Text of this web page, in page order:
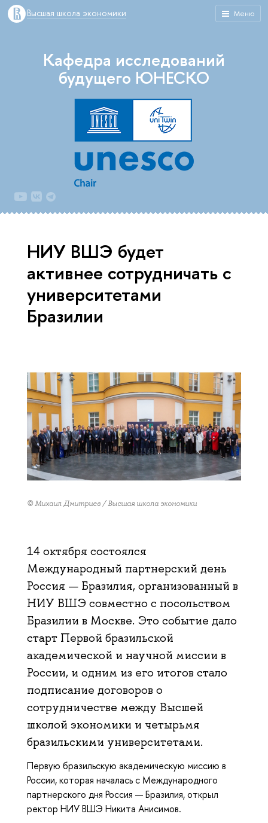
Меню
Высшая школа экономики
Кафедра исследований
будущего ЮНЕСКО
НИУ ВШЭ будет
активнее сотрудничать с
университетами
Бразилии
© Михаил Дмитриев / Высшая школа экономики
14 октября состоялся
Международный партнерский день
Россия — Бразилия, организованный в
НИУ ВШЭ совместно с посольством
Бразилии в Москве. Это событие дало
старт Первой бразильской
академической и научной миссии в
России, и одним из его итогов стало
подписание договоров о
сотрудничестве между Высшей
школой экономики и четырьмя
бразильскими университетами.
Первую бразильскую академическую миссию в
России, которая началась с Международного
партнерского дня Россия — Бразилия, открыл
ректор НИУ ВШЭ Никита Анисимов.